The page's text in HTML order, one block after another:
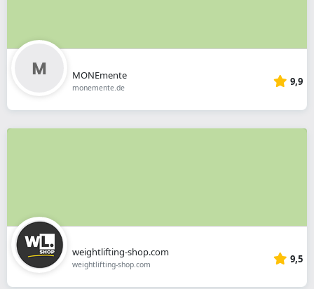
MONEmente
monemente.de 9,9
weightlifting-shop.com
weightlifting-shop.com 9,5